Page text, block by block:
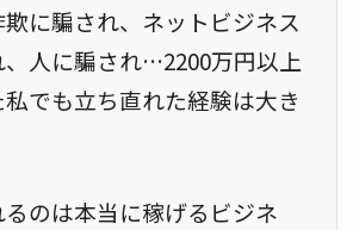
に騙され、ネットビジネス
人に騙され…2200万円以上
でも立ち直れた経験は大き
のは本当に稼げるビジネ